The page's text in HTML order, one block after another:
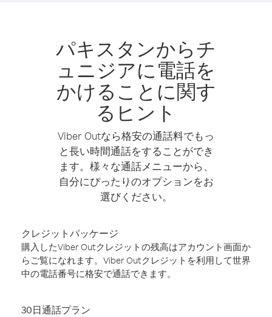
パキスタンからチ
ュニジアに電話を
かけることに関す
るヒント
Viber Outなら格安の通話料でもっ
と長い時間通話をすることができ
ます。様々な通話メニューから、
自分にぴったりのオプションをお
選びください。
クレジットパッケージ
購入したViber Outクレジットの残高はアカウント画面か
らご覧になれます。Viber Outクレジットを利用して世界
中の電話番号に格安で通話できます。
30日通話プラン